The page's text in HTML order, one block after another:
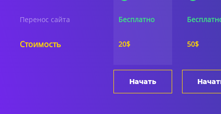
Перенос сайта
Стоимость
Бесплатно
20$
Начать
50$